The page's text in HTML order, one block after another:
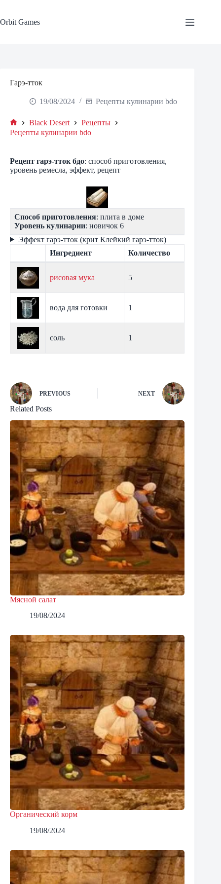
content
Orbit Games
Гарэ-тток
19/08/2024 Рецепты кулинарии bdo
Home
Black Desert
Рецепты
Рецепты кулинарии bdo
Рецепт гарэ-тток бдо: способ приготовления,
уровень ремесла, эффект, рецепт
Способ приготовления: плита в доме
Уровень кулинарии: новичок 6
Эффект гарэ-тток (крит Клейкий гарэ-тток)
Ингредиент
Количество
рисовая мука 5
вода для готовки 1
соль 1
PREVIOUS NEXT
Related Posts
Мясной салат
19/08/2024
Органический корм
19/08/2024